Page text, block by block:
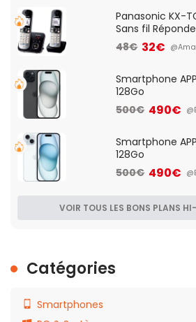
Panasonic KX-
Sans fil
Française]
48€ 32€
Smartphone
128Go
500€ 490€
Smartphone
128Go
500€ 490€
VOIR TOUS LES BONS PLANS
Catégories
Smartphones